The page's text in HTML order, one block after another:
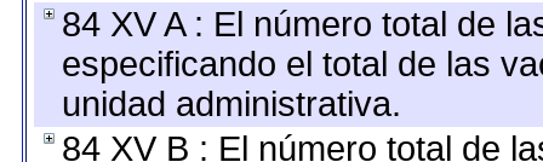
84 XV A : El número total de
especificando el total de las
unidad administrativa.
84 XV B : El número total de